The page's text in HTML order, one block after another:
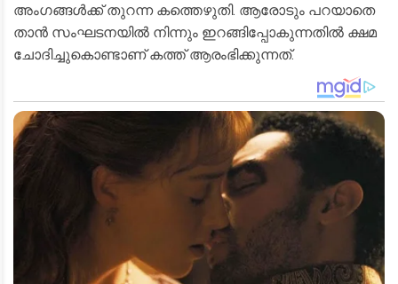
അംഗങ്ങൾക്ക് തുറന്ന കത്തെഴുതി. ആരോടും പറയാതെ
താൻ സംഘടനയിൽ നിന്നും ഇറങ്ങിപ്പോകുന്നതിൽ ക്ഷമ
ചോദിച്ചുകൊണ്ടാണ് കത്ത് ആരംഭിക്കുന്നത്.